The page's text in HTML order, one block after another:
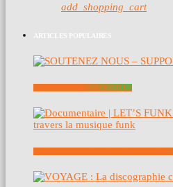
add_shopping_cart
ARTICLES POPULAIRES
SOUTENEZ NOUS – SUPPORT US
DOCUMENTAIRE | LET’S FUNK TONIGHT: